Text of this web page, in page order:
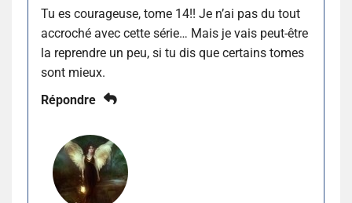
Tu es courageuse, tome 14!! Je n’ai pas du tout
accroché avec cette série… Mais je vais peut-être
la reprendre un peu, si tu dis que certains tomes
sont mieux.
Répondre